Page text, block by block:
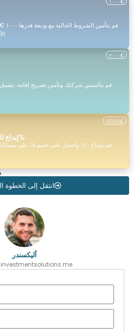
١٠٠٠ €
قم
الأسعار والعروض الحصرية لدينا.
قم بتأسيس شركتك وتأمين تصريح إقامة. يشمل
٢٬٠٠٠€
10% إيداع للحصول على خصم 5%
قم بإيداع ١٠٪ واحصل
0000€
انتقل إلى الخطوة
أليكسندر